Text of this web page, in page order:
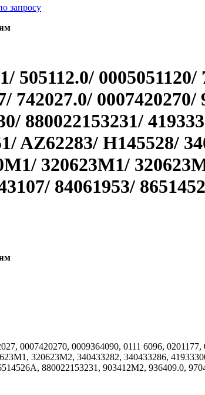
запросу
505112.0/
742027.0/
880022153231/
AZ62283/ H145528/
320623M1/
84061953/
0007420270, 0009364090, 0111 6096,
320623M2, 340433282, 340433286,
880022153231, 903412M2, 936409.0,